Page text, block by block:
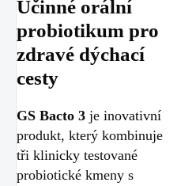
Účinné orální
probiotikum pro
zdravé dýchací
cesty
GS Bacto 3 je inovativní
produkt, který kombinuje
tři klinicky testované
probiotické kmeny s